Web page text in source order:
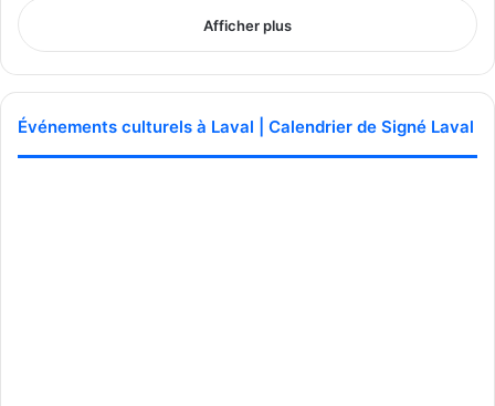
De Cotis, conseiller municipal de Saint-Bruno
Afficher plus
Événements culturels à Laval | Calendrier de Signé Laval